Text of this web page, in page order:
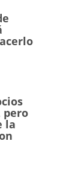
pero
la